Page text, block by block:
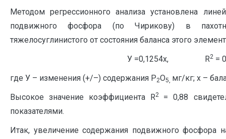
Методом регрессионного анализа установлена
подвижного фосфора (по Чирикову) в
тяжелосуглинистого от состояния баланса этого
У =0,1254х, R2 =
где У – изменения (+/–) содержания Р2О5, мг/кг; х –
Высокое значение коэффициента R2 = 0,88
показателями.
Итак, увеличение содержания подвижного фосфора